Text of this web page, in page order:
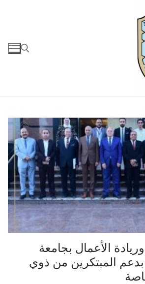
وريادة الأعمال بجامعة
المبتكرين من ذوي